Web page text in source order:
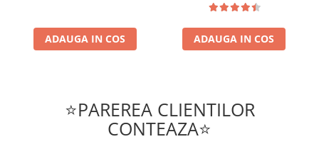
ADAUGA IN COS ADAUGA IN COS
⭐PAREREA CLIENTILOR
CONTEAZA⭐